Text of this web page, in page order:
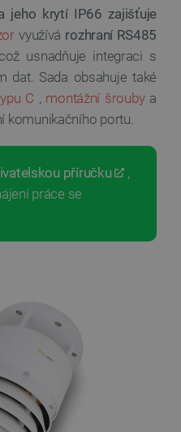
jeho krytí IP66 zajišťuje
využívá rozhraní RS485
usnadňuje integraci s
dat. Sada obsahuje také
C , montážní šroubya
komunikačního portu.
příručku
,
práce se